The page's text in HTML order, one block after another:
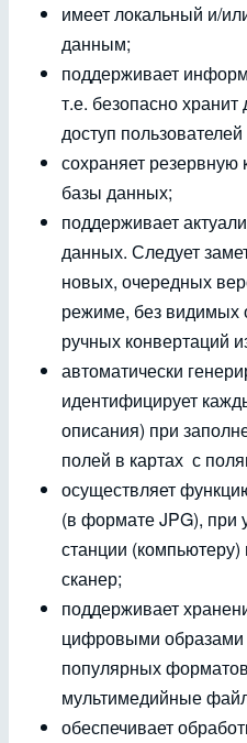
имеет локальный и/
данным;
поддерживает
т.е. безопасно
доступ
сохраняет резервную
базы данных;
поддерживает
данных. Следует
новых, очередных
режиме, без видимых
ручных конвертаций
автоматически
идентифицирует
описания) при
полей в картах с
осуществляет
(в формате JPG), при
станции
сканер;
поддерживает
цифровыми образами
популярных
мультимедийные
обеспечивает